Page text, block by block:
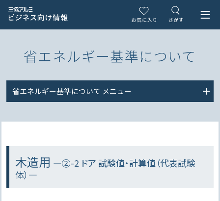
省エネルギー基準について
省エネルギー基準について メニュー
木造用 ―②-2 ドア 試験値・計算値（代表試験
体）―